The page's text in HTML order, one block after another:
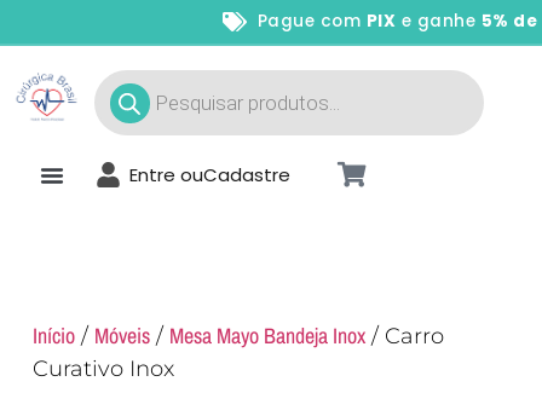
Pague comPIXe ganhe5% de
Entre ouCadastre
Início/ Móveis/ Mesa Mayo Bandeja Inox/ Carro
Curativo Inox